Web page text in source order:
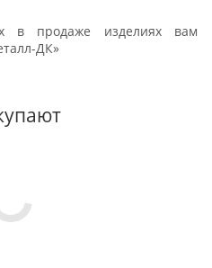
в продаже изделиях вам
ДК»